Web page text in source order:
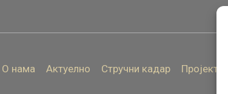
О нама Актуелно Стручни кадар Пројекти